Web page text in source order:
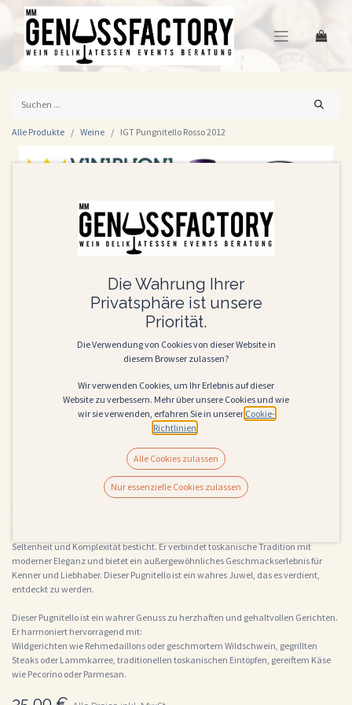
Alle Produkte Weine IGT Pungnitello Rosso 2012
IGT Pungnitello Rosso 2012
Seltenheit und Komplexität besticht. Er verbindet toskanische Tradition mit
moderner Eleganz und bietet ein außergewöhnliches Geschmackserlebnis für
Kenner und Liebhaber. Dieser Pugnitello ist ein wahres Juwel, das es verdient,
entdeckt zu werden.
Dieser Pugnitello ist ein wahrer Genuss zu herzhaften und gehaltvollen Gerichten.
Er harmoniert hervorragend mit:
Wildgerichten wie Rehmedaillons oder geschmortem Wildschwein, gegrillten
Steaks oder Lammkarree, traditionellen toskanischen Eintöpfen, gereiftem Käse
wie Pecorino oder Parmesan.
Die Wahrung Ihrer
Privatsphäre ist unsere
Priorität.
Die Verwendung von Cookies von dieser Website in
diesem Browser zulassen?
Wir verwenden Cookies, um Ihr Erlebnis auf dieser
Website zu verbessern. Mehr über unsere Cookies und wie
wir sie verwenden, erfahren Sie in unserer Cookie-
Richtlinien
Alle Cookies zulassen
Nur essenzielle Cookies zulassen